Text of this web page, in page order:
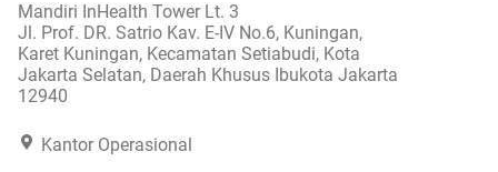
Mandiri InHealth Tower Lt. 3
Jl. Prof. DR. Satrio Kav. E-IV No.6, Kuningan,
Karet Kuningan, Kecamatan Setiabudi, Kota
Jakarta Selatan, Daerah Khusus Ibukota Jakarta
12940
Kantor Operasional